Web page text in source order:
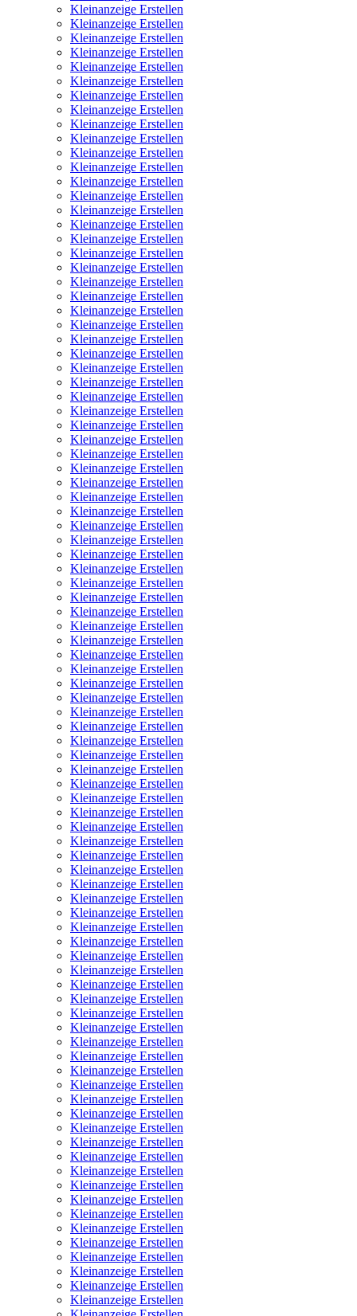
Kleinanzeige Erstellen
Kleinanzeige Erstellen
Kleinanzeige Erstellen
Kleinanzeige Erstellen
Kleinanzeige Erstellen
Kleinanzeige Erstellen
Kleinanzeige Erstellen
Kleinanzeige Erstellen
Kleinanzeige Erstellen
Kleinanzeige Erstellen
Kleinanzeige Erstellen
Kleinanzeige Erstellen
Kleinanzeige Erstellen
Kleinanzeige Erstellen
Kleinanzeige Erstellen
Kleinanzeige Erstellen
Kleinanzeige Erstellen
Kleinanzeige Erstellen
Kleinanzeige Erstellen
Kleinanzeige Erstellen
Kleinanzeige Erstellen
Kleinanzeige Erstellen
Kleinanzeige Erstellen
Kleinanzeige Erstellen
Kleinanzeige Erstellen
Kleinanzeige Erstellen
Kleinanzeige Erstellen
Kleinanzeige Erstellen
Kleinanzeige Erstellen
Kleinanzeige Erstellen
Kleinanzeige Erstellen
Kleinanzeige Erstellen
Kleinanzeige Erstellen
Kleinanzeige Erstellen
Kleinanzeige Erstellen
Kleinanzeige Erstellen
Kleinanzeige Erstellen
Kleinanzeige Erstellen
Kleinanzeige Erstellen
Kleinanzeige Erstellen
Kleinanzeige Erstellen
Kleinanzeige Erstellen
Kleinanzeige Erstellen
Kleinanzeige Erstellen
Kleinanzeige Erstellen
Kleinanzeige Erstellen
Kleinanzeige Erstellen
Kleinanzeige Erstellen
Kleinanzeige Erstellen
Kleinanzeige Erstellen
Kleinanzeige Erstellen
Kleinanzeige Erstellen
Kleinanzeige Erstellen
Kleinanzeige Erstellen
Kleinanzeige Erstellen
Kleinanzeige Erstellen
Kleinanzeige Erstellen
Kleinanzeige Erstellen
Kleinanzeige Erstellen
Kleinanzeige Erstellen
Kleinanzeige Erstellen
Kleinanzeige Erstellen
Kleinanzeige Erstellen
Kleinanzeige Erstellen
Kleinanzeige Erstellen
Kleinanzeige Erstellen
Kleinanzeige Erstellen
Kleinanzeige Erstellen
Kleinanzeige Erstellen
Kleinanzeige Erstellen
Kleinanzeige Erstellen
Kleinanzeige Erstellen
Kleinanzeige Erstellen
Kleinanzeige Erstellen
Kleinanzeige Erstellen
Kleinanzeige Erstellen
Kleinanzeige Erstellen
Kleinanzeige Erstellen
Kleinanzeige Erstellen
Kleinanzeige Erstellen
Kleinanzeige Erstellen
Kleinanzeige Erstellen
Kleinanzeige Erstellen
Kleinanzeige Erstellen
Kleinanzeige Erstellen
Kleinanzeige Erstellen
Kleinanzeige Erstellen
Kleinanzeige Erstellen
Kleinanzeige Erstellen
Kleinanzeige Erstellen
Kleinanzeige Erstellen